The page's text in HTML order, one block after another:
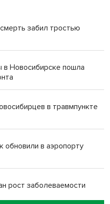
забил тростью
Новосибирске пошла
в травмпункте
в аэропорту
рост заболеваемости